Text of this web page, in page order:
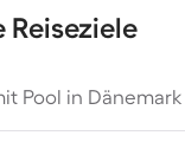
Reiseziele
Pool in Dänemark